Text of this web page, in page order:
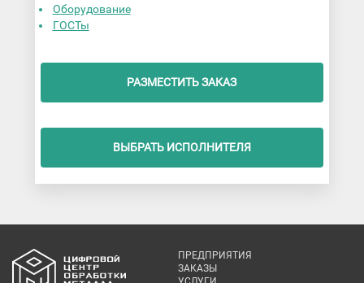
Оборудование
ГОСТы
РАЗМЕСТИТЬ ЗАКАЗ
ВЫБРАТЬ ИСПОЛНИТЕЛЯ
ПРЕДПРИЯТИЯ
ЗАКАЗЫ